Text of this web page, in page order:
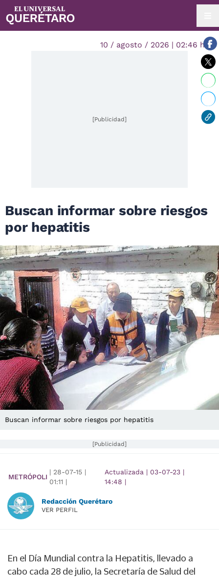
10 / agosto / 2026 | 02:46 hrs.
[Publicidad]
Buscan informar sobre riesgos
por hepatitis
Buscan informar sobre riesgos por hepatitis
[Publicidad]
METRÓPOLI
| 28-07-15 |
01:11 |
Actualizada | 03-07-23 |
14:48 |
Redacción Querétaro
VER PERFIL
En el Día Mundial contra la Hepatitis, llevado a
cabo cada 28 de julio, la Secretaría de Salud del